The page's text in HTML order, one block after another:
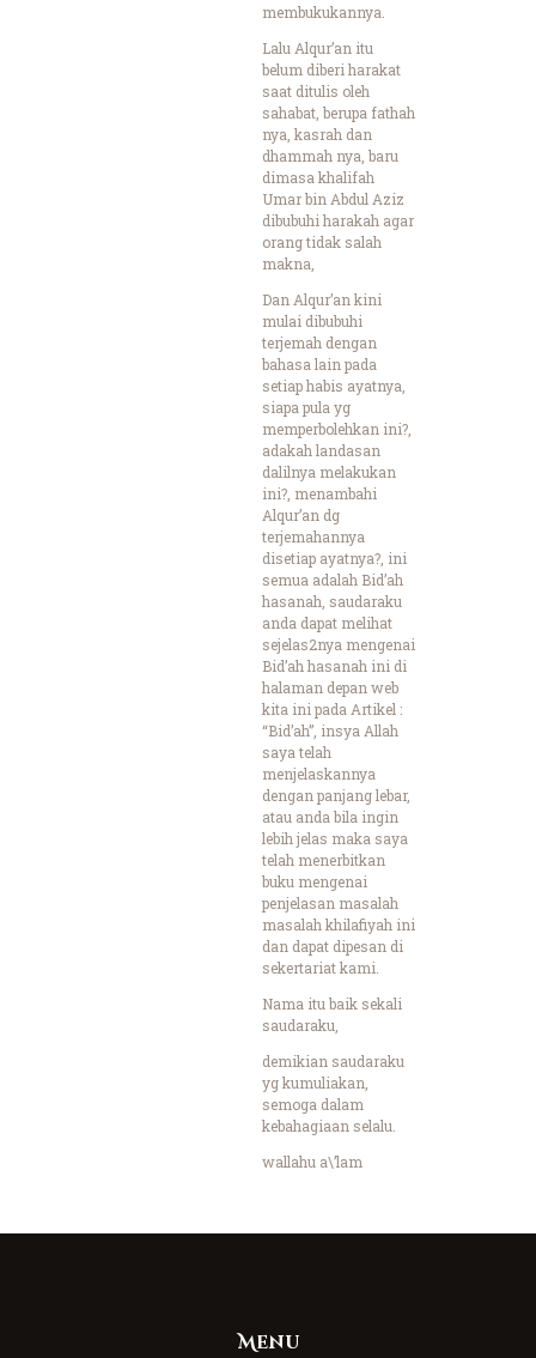
membukukannya.
Lalu Alqur’an itu
belum diberi harakat
saat ditulis oleh
sahabat, berupa fathah
nya, kasrah dan
dhammah nya, baru
dimasa khalifah
Umar bin Abdul Aziz
dibubuhi harakah agar
orang tidak salah
makna,
Dan Alqur’an kini
mulai dibubuhi
terjemah dengan
bahasa lain pada
setiap habis ayatnya,
siapa pula yg
memperbolehkan ini?,
adakah landasan
dalilnya melakukan
ini?, menambahi
Alqur’an dg
terjemahannya
disetiap ayatnya?, ini
semua adalah Bid’ah
hasanah, saudaraku
anda dapat melihat
sejelas2nya mengenai
Bid’ah hasanah ini di
halaman depan web
kita ini pada Artikel :
“Bid’ah”, insya Allah
saya telah
menjelaskannya
dengan panjang lebar,
atau anda bila ingin
lebih jelas maka saya
telah menerbitkan
buku mengenai
penjelasan masalah
masalah khilafiyah ini
dan dapat dipesan di
sekertariat kami.
Nama itu baik sekali
saudaraku,
demikian saudaraku
yg kumuliakan,
semoga dalam
kebahagiaan selalu.
wallahu a\’lam
Menu